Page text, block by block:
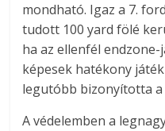
mondható. Igaz a 7.
tudott 100 yard fölé
ha az ellenfél
képesek hatékony
legutóbb bizonyította a
A védelemben a